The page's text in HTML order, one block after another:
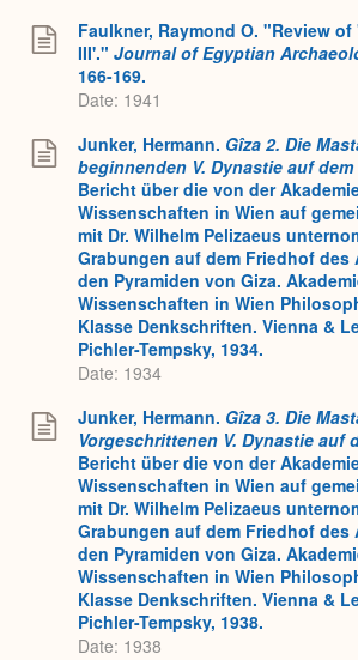
Faulkner, Raymond O. "Review of
III'." Journal of Egyptian
166-169.
Date: 1941
Junker, Hermann. Gîza 2. Die
beginnenden V. Dynastie auf
Bericht über die von der
Wissenschaften in Wien auf
mit Dr. Wilhelm Pelizaeus
Grabungen auf dem Friedhof des
den Pyramiden von Giza.
Wissenschaften in Wien
Klasse Denkschriften. Vienna &
Pichler-Tempsky, 1934.
Date: 1934
Junker, Hermann. Gîza 3. Die
Vorgeschrittenen V. Dynastie auf
Bericht über die von der
Wissenschaften in Wien auf
mit Dr. Wilhelm Pelizaeus
Grabungen auf dem Friedhof des
den Pyramiden von Giza.
Wissenschaften in Wien
Klasse Denkschriften. Vienna &
Pichler-Tempsky, 1938.
Date: 1938